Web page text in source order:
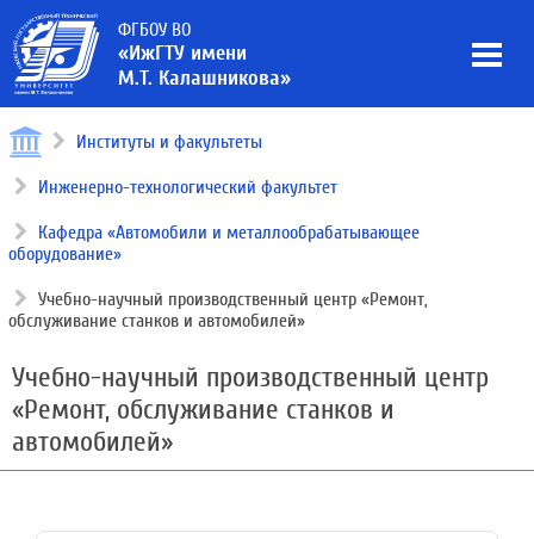
ФГБОУ ВО
«ИжГТУ имени
М.Т. Калашникова»
Институты и факультеты
Инженерно-технологический факультет
Кафедра «Автомобили и металлообрабатывающее
оборудование»
Учебно-научный производственный центр «Ремонт,
обслуживание станков и автомобилей»
Учебно-научный производственный центр
«Ремонт, обслуживание станков и
автомобилей»